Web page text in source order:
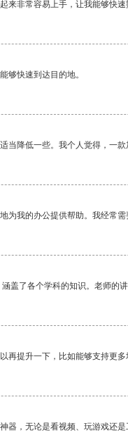
来非常容易上手，让我能够快
够快速到达目的地。
当降低一些。我个人觉得，一
为我的办公提供帮助。我经常
盖了各个学科的知识。老师的
再提升一下，比如能够支持更多
器，无论是看视频、玩游戏还